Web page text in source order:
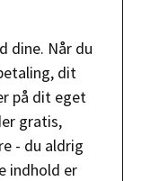
dine. Når du
dit
på dit eget
gratis,
- du aldrig
indhold er